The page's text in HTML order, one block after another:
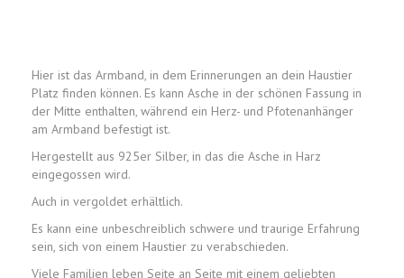
Hier ist das Armband, in dem Erinnerungen an dein Haustier
Platz finden können. Es kann Asche in der schönen Fassung in
der Mitte enthalten, während ein Herz- und Pfotenanhänger
am Armband befestigt ist.
Hergestellt aus 925er Silber, in das die Asche in Harz
eingegossen wird.
Auch in vergoldet erhältlich.
Es kann eine unbeschreiblich schwere und traurige Erfahrung
sein, sich von einem Haustier zu verabschieden.
Viele Familien leben Seite an Seite mit einem geliebten